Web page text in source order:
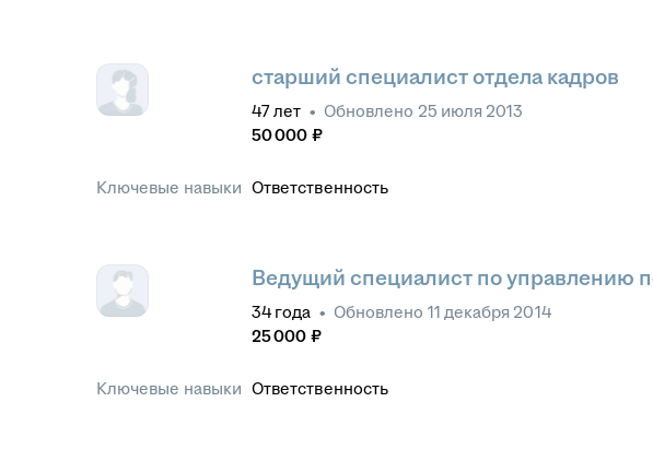
старший специалист отдела кадров
47лет • Обновлено 25 июля 2013
50 000 ₽
Ключевые навыки Ответственность
Ведущий специалист по управлению
34 года • Обновлено 11 декабря 2014
25 000 ₽
Ключевые навыки Ответственность